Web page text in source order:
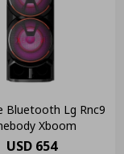
Bluetooth Lg Rnc9
Xboom
USD 654